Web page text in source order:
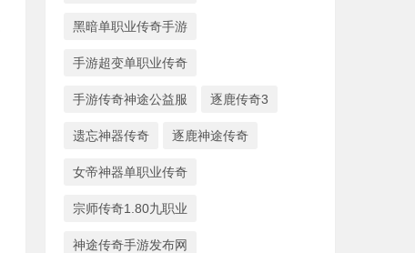
黑暗单职业传奇手游
手游超变单职业传奇
手游传奇神途公益服 逐鹿传奇3
遗忘神器传奇 逐鹿神途传奇
女帝神器单职业传奇
宗师传奇1.80九职业
神途传奇手游发布网